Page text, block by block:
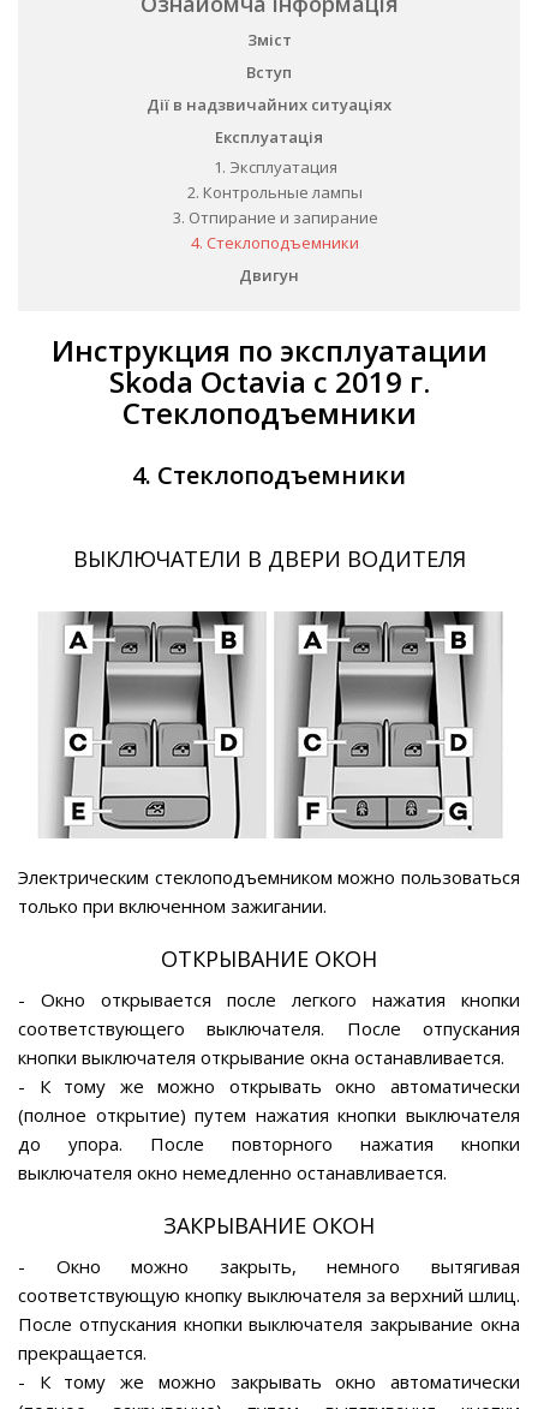
Зміст
Вступ
Дії в надзвичайних ситуаціях
Експлуатація
1. Эксплуатация
2. Контрольные лампы
3. Отпирание и запирание
4. Стеклоподъемники
Двигун
Инструкция по эксплуатации
Skoda Octavia с 2019 г.
Стеклоподъемники
4. Стеклоподъемники
ВЫКЛЮЧАТЕЛИ В ДВЕРИ ВОДИТЕЛЯ
Электрическим стеклоподъемником можно пользоваться
только при включенном зажигании.
ОТКРЫВАНИЕ ОКОН
- Окно открывается после легкого нажатия кнопки
соответствующего выключателя. После отпускания
кнопки выключателя открывание окна останавливается.
- К тому же можно открывать окно автоматически
(полное открытие) путем нажатия кнопки выключателя
до упора. После повторного нажатия кнопки
выключателя окно немедленно останавливается.
ЗАКРЫВАНИЕ ОКОН
- Окно можно закрыть, немного вытягивая
соответствующую кнопку выключателя за верхний шлиц.
После отпускания кнопки выключателя закрывание окна
прекращается.
- К тому же можно закрывать окно автоматически